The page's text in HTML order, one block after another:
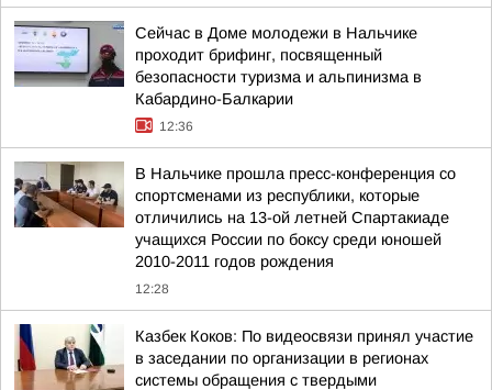
Сейчас в Доме молодежи в Нальчике
проходит брифинг, посвященный
безопасности туризма и альпинизма в
Кабардино-Балкарии
12:36
В Нальчике прошла пресс-конференция со
спортсменами из республики, которые
отличились на 13-ой летней Спартакиаде
учащихся России по боксу среди юношей
2010-2011 годов рождения
12:28
Казбек Коков: По видеосвязи принял участие
в заседании по организации в регионах
системы обращения с твердыми